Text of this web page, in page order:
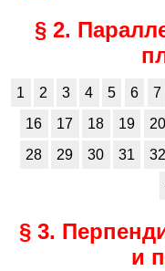
§ 2.
1 2 3 4 5 6 7
16
17 18 19 20
28
29 30 31 32
§ 3.
и